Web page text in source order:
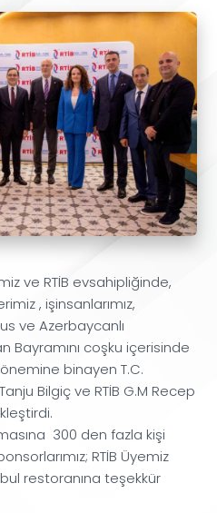
ve RTİB evsahipliğinde,
, işinsanlarımız,
ve Azerbaycanlı
Bayramını coşku içerisinde
binayen T.C.
Bilgiç ve RTİB G.M Recep
300 den fazla kişi
RTİB Üyemiz
restoranına teşekkür